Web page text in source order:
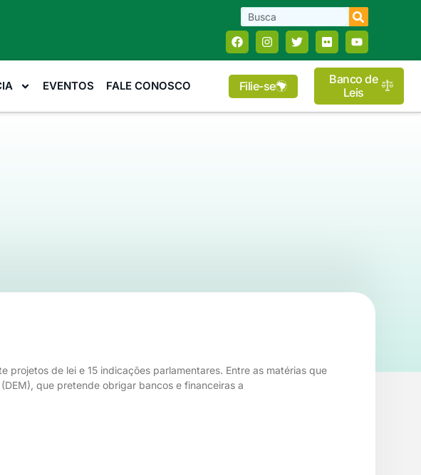
EVENTOS FALE CONOSCO Filie-se
Banco de
Leis
de lei e 15 indicações parlamentares. Entre as matérias que
que pretende obrigar bancos e financeiras a